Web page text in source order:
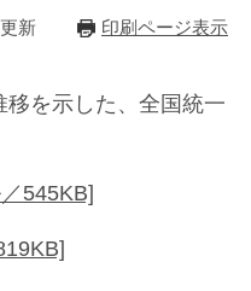
新 印刷ページ表示
を示した、全国統一
545KB]